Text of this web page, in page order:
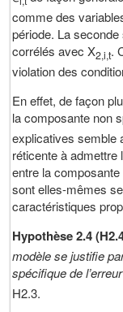
comme des
période. La
corrélés avec X2,i,t.
violation des
En effet, de façon
la composante non
explicatives semble
réticente à admettre
entre la
sont elles-mêmes
caractéristiques
Hypothèse 2.4
modèle se justifie
spécifique de
H2.3.